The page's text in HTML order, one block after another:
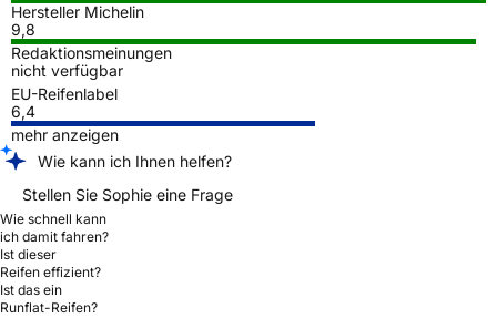
Hersteller Michelin
9,8
Redaktionsmeinungen
nicht verfügbar
EU-Reifenlabel
6,4
mehr anzeigen
Wie kann ich Ihnen helfen?
Stellen Sie Sophie eine Frage
Wie schnell kann
ich damit fahren?
Ist dieser
Reifen effizient?
Ist das ein
Runflat-Reifen?